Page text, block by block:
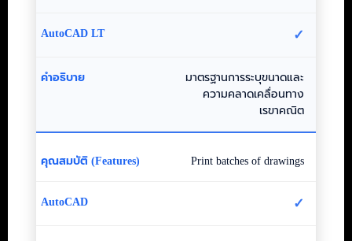
✓
มาตรฐานการระบุขนาดและ
ความคลาดเคลื่อนทาง
เรขาคณิต
Print batches of drawings
✓